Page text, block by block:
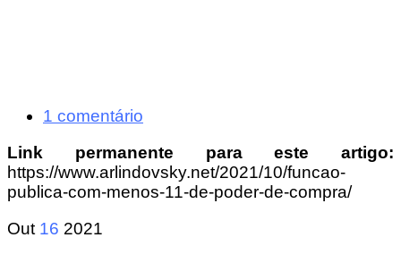
1 comentário
Link permanente para este artigo:
https://www.arlindovsky.net/2021/10/funcao-
publica-com-menos-11-de-poder-de-compra/
Out 16 2021